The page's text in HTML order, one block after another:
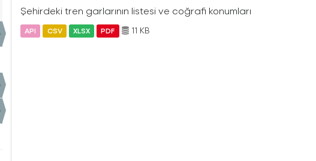
Şehirdeki tren garlarının listesi ve coğrafi konumları
API CSV XLSX PDF 11 KB